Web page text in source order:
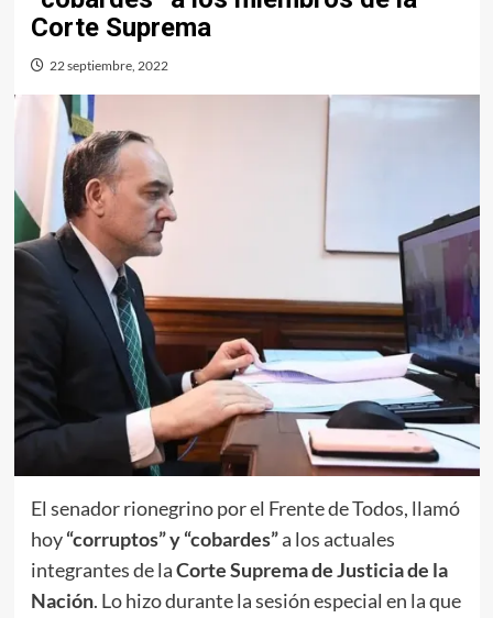
Corte Suprema
22 septiembre, 2022
El senador rionegrino por el Frente de Todos, llamó
hoy“corruptos” y “cobardes”a los actuales
integrantes de laCorte Suprema de Justicia de la
Nación. Lo hizo durante la sesión especial en la que